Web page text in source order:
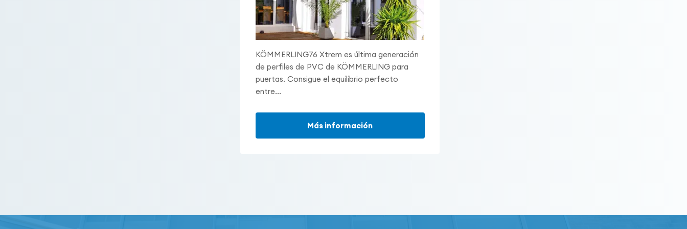
KÖMMERLING76 Xtrem es última generación
de perfiles de PVC de KÖMMERLING para
puertas. Consigue el equilibrio perfecto
entre...
Más información